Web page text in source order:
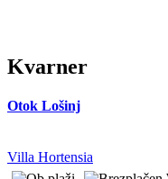
Kvarner
Otok Lošinj
Villa Hortensia